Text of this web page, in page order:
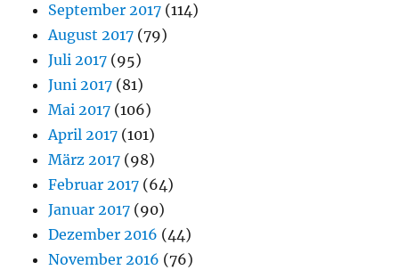
September 2017 (114)
August 2017 (79)
Juli 2017 (95)
Juni 2017 (81)
Mai 2017 (106)
April 2017 (101)
März 2017 (98)
Februar 2017 (64)
Januar 2017 (90)
Dezember 2016 (44)
November 2016 (76)